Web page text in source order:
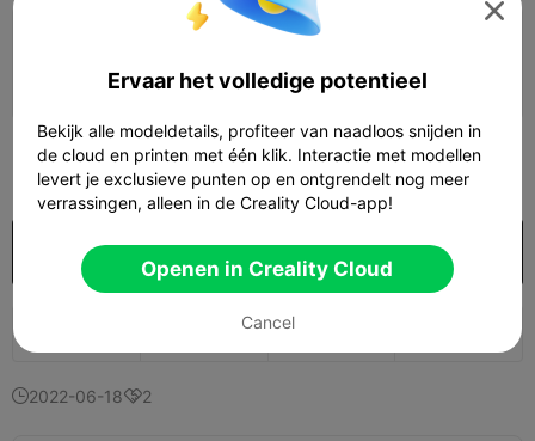
Verdien meer punten
300
Koop
2022-06-182

Ervaar het volledige potentieel
Bekijk alle modeldetails, profiteer van naadloos snijden in
de cloud en printen met één klik. Interactie met modellen
levert je exclusieve punten op en ontgrendelt nog meer
verrassingen, alleen in de Creality Cloud-app!
Openen in Creality Cloud
Cancel